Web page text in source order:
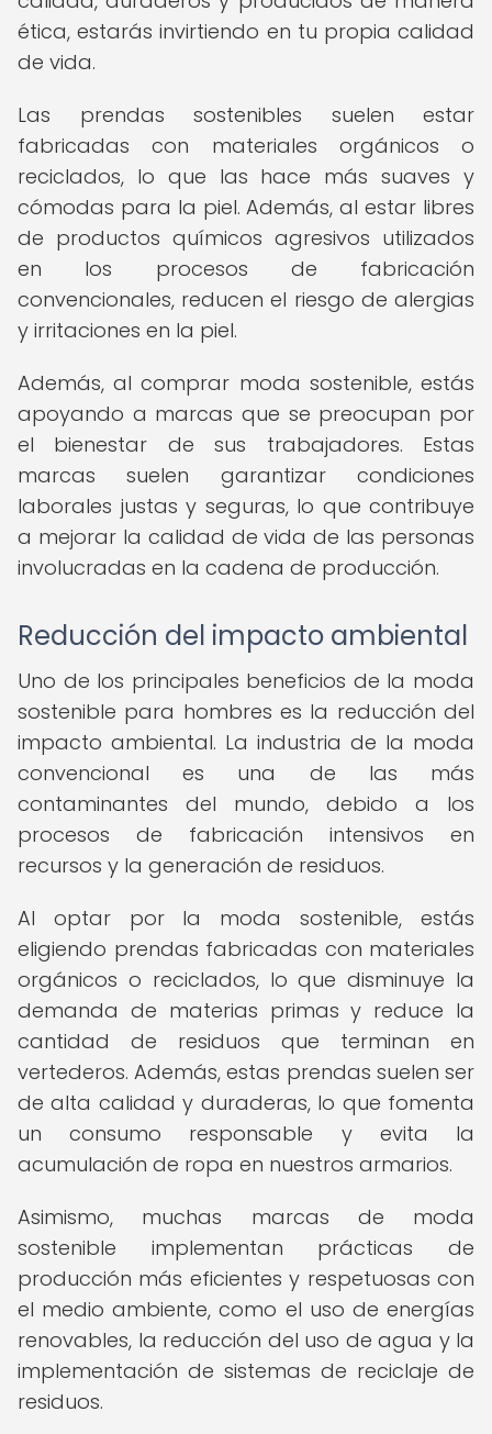
ética, estarás invirtiendo en tu propia calidad
de vida.
Las prendas sostenibles suelen estar
fabricadas con materiales orgánicos o
reciclados, lo que las hace más suaves y
cómodas para la piel. Además, al estar libres
de productos químicos agresivos utilizados
en los procesos de fabricación
convencionales, reducen el riesgo de alergias
y irritaciones en la piel.
Además, al comprar moda sostenible, estás
apoyando a marcas que se preocupan por
el bienestar de sus trabajadores. Estas
marcas suelen garantizar condiciones
laborales justas y seguras, lo que contribuye
a mejorar la calidad de vida de las personas
involucradas en la cadena de producción.
Reducción del impacto ambiental
Uno de los principales beneficios de la moda
sostenible para hombres es la reducción del
impacto ambiental. La industria de la moda
convencional es una de las más
contaminantes del mundo, debido a los
procesos de fabricación intensivos en
recursos y la generación de residuos.
Al optar por la moda sostenible, estás
eligiendo prendas fabricadas con materiales
orgánicos o reciclados, lo que disminuye la
demanda de materias primas y reduce la
cantidad de residuos que terminan en
vertederos. Además, estas prendas suelen ser
de alta calidad y duraderas, lo que fomenta
un consumo responsable y evita la
acumulación de ropa en nuestros armarios.
Asimismo, muchas marcas de moda
sostenible implementan prácticas de
producción más eficientes y respetuosas con
el medio ambiente, como el uso de energías
renovables, la reducción del uso de agua y la
implementación de sistemas de reciclaje de
residuos.